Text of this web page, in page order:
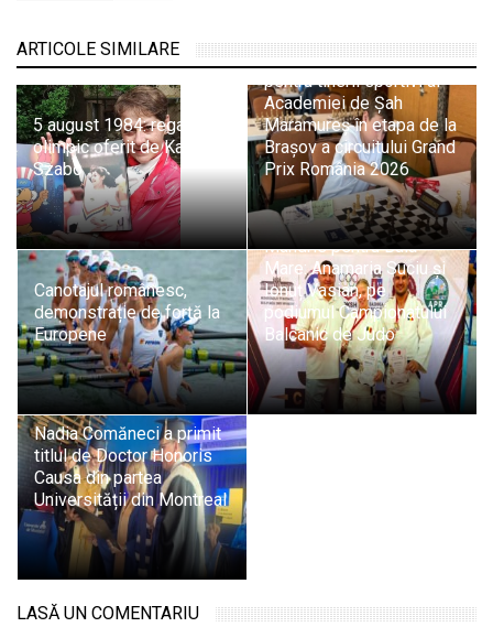
ARTICOLE SIMILARE
5 august 1984: regalul
olimpic oferit de Kati
Szabo
Evoluții promițătoare
pentru tinerii sportivi ai
Academiei de Șah
Maramureș în etapa de la
Brașov a circuitului Grand
Prix România 2026
Canotajul românesc,
demonstrație de forță la
Europene
Mândrie pentru Baia
Mare: Anamaria Suciu și
Ionuț Vasian, pe
podiumul Campionatului
Balcanic de Judo
Nadia Comăneci a primit
titlul de Doctor Honoris
Causa din partea
Universității din Montreal
LASĂ UN COMENTARIU